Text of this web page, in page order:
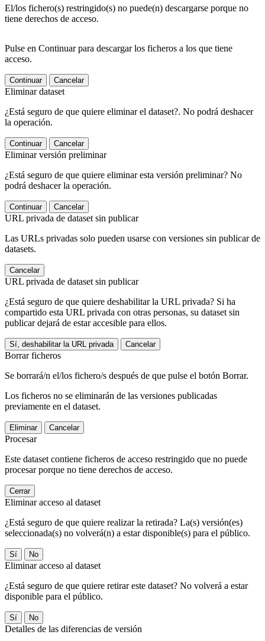
El/los fichero(s) restringido(s) no puede(n) descargarse porque no
tiene derechos de acceso.
Pulse en Continuar para descargar los ficheros a los que tiene
acceso.
Continuar Cancelar
Eliminar dataset
¿Está seguro de que quiere eliminar el dataset?. No podrá deshacer
la operación.
Continuar Cancelar
Eliminar versión preliminar
¿Está seguro de que quiere eliminar esta versión preliminar? No
podrá deshacer la operación.
Continuar Cancelar
URL privada de dataset sin publicar
Las URLs privadas solo pueden usarse con versiones sin publicar de
datasets.
Cancelar
URL privada de dataset sin publicar
¿Está seguro de que quiere deshabilitar la URL privada? Si ha
compartido esta URL privada con otras personas, su dataset sin
publicar dejará de estar accesible para ellos.
Sí, deshabilitar la URL privada Cancelar
Borrar ficheros
Se borrará/n el/los fichero/s después de que pulse el botón Borrar.
Los ficheros no se eliminarán de las versiones publicadas
previamente en el dataset.
Eliminar Cancelar
Procesar
Este dataset contiene ficheros de acceso restringido que no puede
procesar porque no tiene derechos de acceso.
Cerrar
Eliminar acceso al dataset
¿Está seguro de que quiere realizar la retirada? La(s) versión(es)
seleccionada(s) no volverá(n) a estar disponible(s) para el público.
No
Eliminar acceso al dataset
¿Está seguro de que quiere retirar este dataset? No volverá a estar
disponible para el público.
No
Detalles de las diferencias de versión